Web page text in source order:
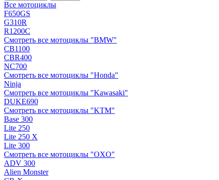
Все мотоциклы
F650GS
G310R
R1200C
Смотреть все мотоциклы "BMW"
CB1100
CBR400
NC700
Смотреть все мотоциклы "Honda"
Ninja
Смотреть все мотоциклы "Kawasaki"
DUKE690
Смотреть все мотоциклы "KTM"
Base 300
Lite 250
Lite 250 X
Lite 300
Смотреть все мотоциклы "OXO"
ADV 300
Alien Monster